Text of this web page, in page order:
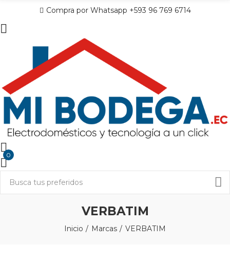
Compra por Whatsapp +593 96 769 6714
0
VERBATIM
Inicio Marcas VERBATIM